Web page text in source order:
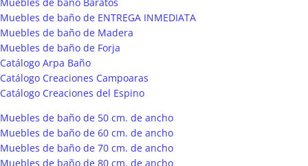
Muebles de baño de ENTREGA INMEDIATA
Muebles de baño de Madera
Muebles de baño de Forja
Catálogo Arpa Baño
Catálogo Creaciones Campoaras
Catálogo Creaciones del Espino
Muebles de baño de 50 cm. de ancho
Muebles de baño de 60 cm. de ancho
Muebles de baño de 70 cm. de ancho
Muebles de baño de 80 cm. de ancho